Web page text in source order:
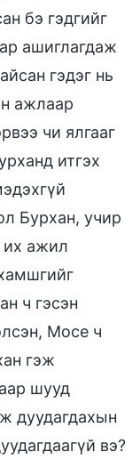
бэ гэдгийг
ашиглагдаж
гэдэг нь
ажлаар
чи ялгааг
итгэх
Бурхан, учир
ажил
ч гэсэн
Мосе ч
гэж
шууд
дуудагдахын
вэ?